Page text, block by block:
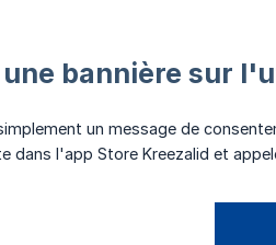
bannière sur
un message de
dans l'app Store Kreezalid et